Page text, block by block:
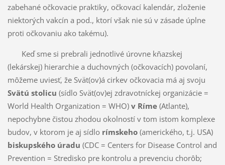
zabehané očkovacie praktiky, očkovací kalendár, zloženie
niektorých vakcín a pod., ktorí však nie sú v zásade úplne
proti očkovaniu ako takému).
Keď sme si prebrali jednotlivé úrovne kňazskej
(lekárskej) hierarchie a duchovných (očkovacích) povolaní,
môžeme uviesť, že Svät(ov)á cirkev očkovacia má aj svoju
Svätú stolicu (sídlo Svät(ov)ej zdravotníckej organizácie =
World Health Organization = WHO) v Ríme(Atlante),
nepochybne čistou zhodou okolností v tom istom komplexe
budov, v ktorom je aj sídlo rímskeho(amerického, t.j. USA)
biskupského úradu (CDC = Centers for Disease Control and
Prevention = Stredisko pre kontrolu a prevenciu chorôb;